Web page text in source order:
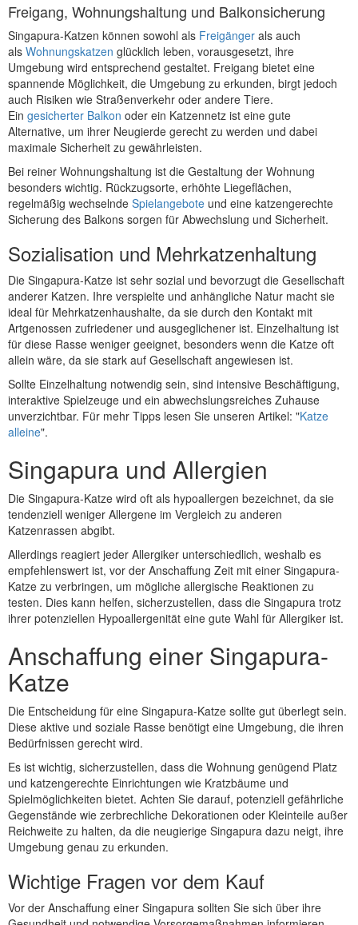
Freigang, Wohnungshaltung und Balkonsicherung
Singapura-Katzen können sowohl als Freigänger als auch
als Wohnungskatzen glücklich leben, vorausgesetzt, ihre
Umgebung wird entsprechend gestaltet. Freigang bietet eine
spannende Möglichkeit, die Umgebung zu erkunden, birgt jedoch
auch Risiken wie Straßenverkehr oder andere Tiere.
Ein gesicherter Balkon oder ein Katzennetz ist eine gute
Alternative, um ihrer Neugierde gerecht zu werden und dabei
maximale Sicherheit zu gewährleisten.
Bei reiner Wohnungshaltung ist die Gestaltung der Wohnung
besonders wichtig. Rückzugsorte, erhöhte Liegeflächen,
regelmäßig wechselnde Spielangebote und eine katzengerechte
Sicherung des Balkons sorgen für Abwechslung und Sicherheit.
Sozialisation und Mehrkatzenhaltung
Die Singapura-Katze ist sehr sozial und bevorzugt die Gesellschaft
anderer Katzen. Ihre verspielte und anhängliche Natur macht sie
ideal für Mehrkatzenhaushalte, da sie durch den Kontakt mit
Artgenossen zufriedener und ausgeglichener ist. Einzelhaltung ist
für diese Rasse weniger geeignet, besonders wenn die Katze oft
allein wäre, da sie stark auf Gesellschaft angewiesen ist.
Sollte Einzelhaltung notwendig sein, sind intensive Beschäftigung,
interaktive Spielzeuge und ein abwechslungsreiches Zuhause
unverzichtbar. Für mehr Tipps lesen Sie unseren Artikel: "Katze
alleine".
Singapura und Allergien
Die Singapura-Katze wird oft als hypoallergen bezeichnet, da sie
tendenziell weniger Allergene im Vergleich zu anderen
Katzenrassen abgibt.
Allerdings reagiert jeder Allergiker unterschiedlich, weshalb es
empfehlenswert ist, vor der Anschaffung Zeit mit einer Singapura-
Katze zu verbringen, um mögliche allergische Reaktionen zu
testen. Dies kann helfen, sicherzustellen, dass die Singapura trotz
ihrer potenziellen Hypoallergenität eine gute Wahl für Allergiker ist.
Anschaffung einer Singapura-
Katze
Die Entscheidung für eine Singapura-Katze sollte gut überlegt sein.
Diese aktive und soziale Rasse benötigt eine Umgebung, die ihren
Bedürfnissen gerecht wird.
Es ist wichtig, sicherzustellen, dass die Wohnung genügend Platz
und katzengerechte Einrichtungen wie Kratzbäume und
Spielmöglichkeiten bietet. Achten Sie darauf, potenziell gefährliche
Gegenstände wie zerbrechliche Dekorationen oder Kleinteile außer
Reichweite zu halten, da die neugierige Singapura dazu neigt, ihre
Umgebung genau zu erkunden.
Wichtige Fragen vor dem Kauf
Vor der Anschaffung einer Singapura sollten Sie sich über ihre